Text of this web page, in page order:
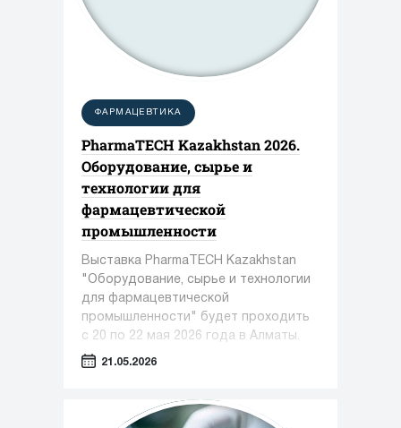
ФАРМАЦЕВТИКА
PharmaTECH Kazakhstan 2026.
Оборудование, сырье и
технологии для
фармацевтической
промышленности
Выставка PharmaTECH Kazakhstan
"Оборудование, сырье и технологии
для фармацевтической
промышленности" будет проходить
с 20 по 22 мая 2026 года в Алматы.
21.05.2026